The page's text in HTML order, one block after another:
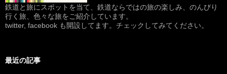
鉄道と旅にスポットを当て、鉄道ならではの旅の楽しみ、のんびり
行く旅、色々な旅をご紹介しています。
twitter, facebook も開設してます。チェックしてみてください。
最近の記事